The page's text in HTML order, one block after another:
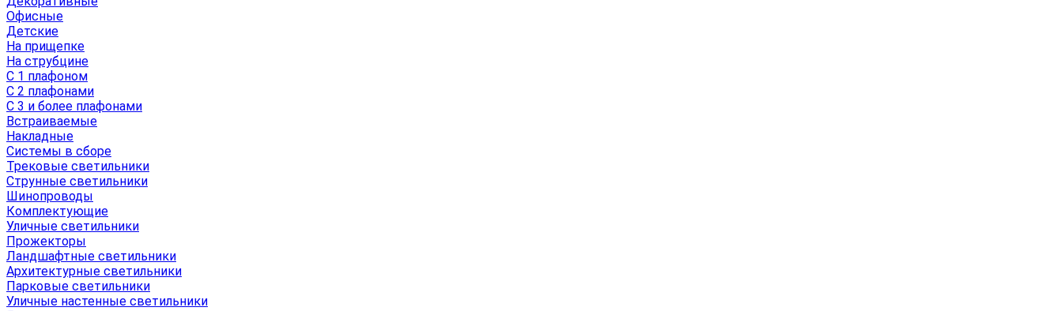
Офисные
Детские
На прищепке
На струбцине
С 1 плафоном
С 2 плафонами
С 3 и более плафонами
Встраиваемые
Накладные
Системы в сборе
Трековые светильники
Струнные светильники
Шинопроводы
Комплектующие
Уличные светильники
Прожекторы
Ландшафтные светильники
Архитектурные светильники
Парковые светильники
Уличные настенные светильники